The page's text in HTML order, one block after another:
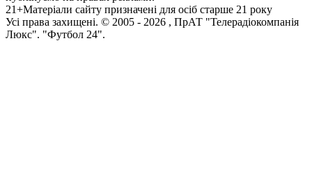
21+Матеріали сайту призначені для осіб старше 21 року
Усi права захищенi. © 2005 - 2026 , ПрАТ "Телерадіокомпанія
Люкс". "Футбол 24".